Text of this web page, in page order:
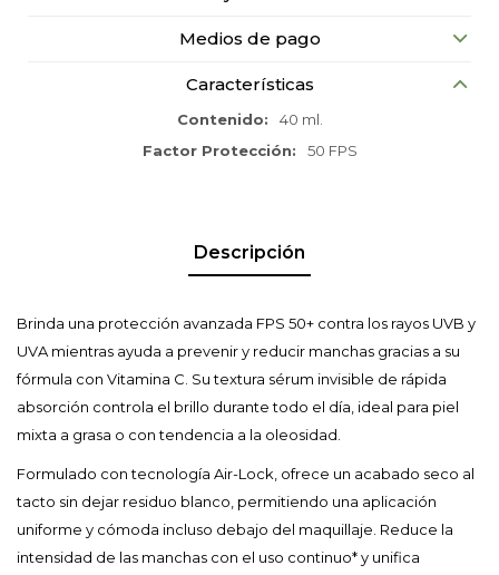
Medios de pago
Características
Contenido
40 ml.
Factor Protección
50 FPS
Descripción
Brinda una protección avanzada FPS 50+ contra los rayos UVB y
UVA mientras ayuda a prevenir y reducir manchas gracias a su
fórmula con Vitamina C. Su textura sérum invisible de rápida
absorción controla el brillo durante todo el día, ideal para piel
mixta a grasa o con tendencia a la oleosidad.
Formulado con tecnología Air-Lock, ofrece un acabado seco al
tacto sin dejar residuo blanco, permitiendo una aplicación
uniforme y cómoda incluso debajo del maquillaje. Reduce la
intensidad de las manchas con el uso continuo* y unifica